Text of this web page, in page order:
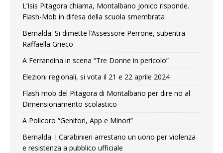
L’Isis Pitagora chiama, Montalbano Jonico risponde.
Flash-Mob in difesa della scuola smembrata
Bernalda: Si dimette l’Assessore Perrone, subentra
Raffaella Grieco
A Ferrandina in scena “Tre Donne in pericolo”
Elezioni regionali, si vota il 21 e 22 aprile 2024
Flash mob del Pitagora di Montalbano per dire no al
Dimensionamento scolastico
A Policoro “Genitori, App e Minori”
Bernalda: I Carabinieri arrestano un uono per violenza
e resistenza a pubblico ufficiale